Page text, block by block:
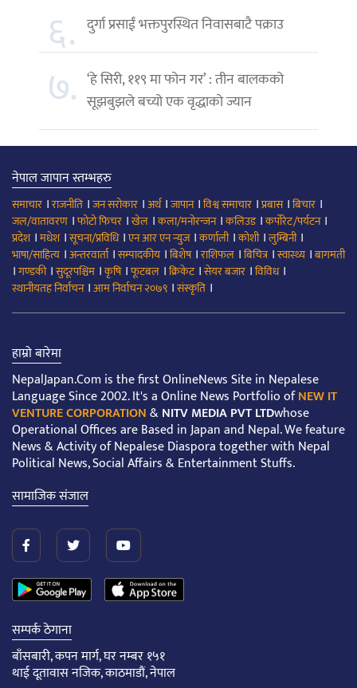
६. दुर्गा प्रसाईं भक्तपुरस्थित निवासबाटै पक्राउ
७. ‘हे सिरी, ११९ मा फोन गर’ : तीन बालकको
सूझबुझले बच्यो एक वृद्धाको ज्यान
नेपाल जापान स्तम्भहरु
समाचार ।राजनीति ।जन सरोकार ।अर्थ।जापान।विश्व समाचार ।प्रबास।बिचार ।
जल/वातावरण ।फोटो फिचर ।खेल ।कला/मनोरन्जन।कलिउड।कर्पोरेट/पर्यटन।
प्रदेश।मधेश।सूचना/प्रविधि।एन आर एन न्युज।कर्णाली।कोशी।लुम्बिनी।
भाषा/साहित्य ।अन्तरवार्ता।सम्पादकीय ।बिशेष।राशिफल ।बिचित्र।स्वास्थ्य ।बागमती
।गण्डकी।सुदूरपश्चिम ।कृषि।फूटबल ।क्रिकेट।सेयर बजार ।विविध।
स्थानीयतह निर्वाचन।आम निर्वाचन २०७९ ।संस्कृति ।
हाम्रो बारेमा
NepalJapan.Com is the first OnlineNews Site in Nepalese
Language Since 2002. It's a Online News Portfolio ofNEW IT
VENTURE CORPORATION&NITV MEDIA PVT LTDwhose
Operational Offices are Based in Japan and Nepal. We feature
News & Activity of Nepalese Diaspora together with Nepal
Political News, Social Affairs & Entertainment Stuffs.
सामाजिक संजाल
सम्पर्क ठेगाना
बाँसबारी, कपन मार्ग, घर नम्बर १५१
थाई दूतावास नजिक, काठमाडौं, नेपाल